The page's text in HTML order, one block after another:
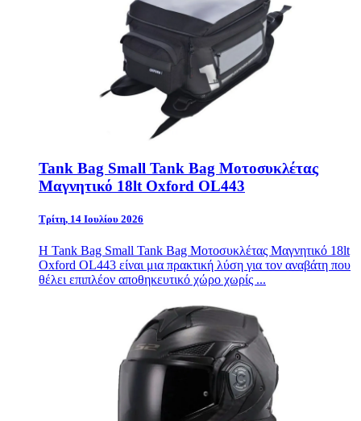
Tank Bag Small Tank Bag Μοτοσυκλέτας
Μαγνητικό 18lt Oxford OL443
Τρίτη, 14 Ιουλίου 2026
Η Tank Bag Small Tank Bag Μοτοσυκλέτας Μαγνητικό 18lt
Oxford OL443 είναι μια πρακτική λύση για τον αναβάτη που
θέλει επιπλέον αποθηκευτικό χώρο χωρίς ...